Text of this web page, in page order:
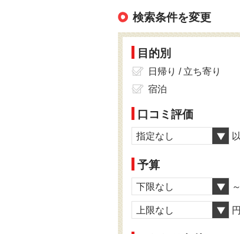
検索条件を変更
目的別
日帰り / 立ち寄り
宿泊
口コミ評価
指定なし
予算
下限なし ～
上限なし 円